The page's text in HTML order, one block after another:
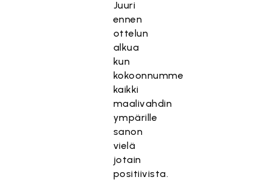
Juuri
ennen
ottelun
alkua
kun
kokoonnumme
kaikki
maalivahdin
ympärille
sanon
vielä
jotain
positiivista.